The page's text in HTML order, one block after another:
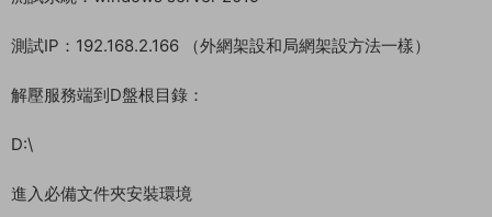
1.安裝常用運行庫合集
2.安裝notepad++中文版
3.複制 windowns 文件夾到C盤根目錄
修改服務端文件裏面的IP 替換：124.223.187.70 爲你自己的公網